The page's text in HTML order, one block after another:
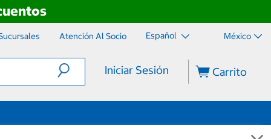
Atención Al Socio Español México
Iniciar Sesión Carrito